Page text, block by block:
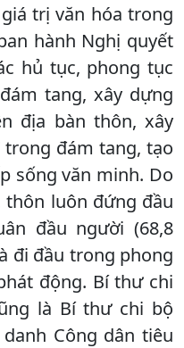
trị văn hóa trong
hành Nghị quyết
hủ tục, phong tục
tang, xây dựng
địa bàn thôn, xây
trong đám tang, tạo
sống văn minh. Do
luôn đứng đầu
đầu người (68,8
đi đầu trong phong
động. Bí thư chi
là Bí thư chi bộ
Công dân tiêu